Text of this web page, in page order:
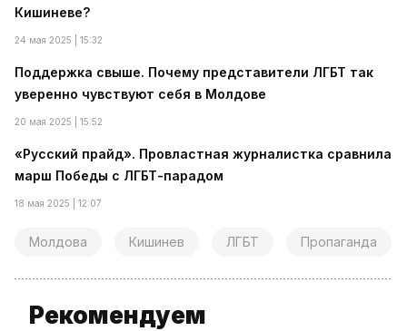
Кишиневе?
24 мая 2025 | 15:32
Поддержка свыше. Почему представители ЛГБТ так
уверенно чувствуют себя в Молдове
20 мая 2025 | 15:52
«Русский прайд». Провластная журналистка сравнила
марш Победы с ЛГБТ-парадом
18 мая 2025 | 12:07
Молдова Кишинев ЛГБТ Пропаганда
Рекомендуем